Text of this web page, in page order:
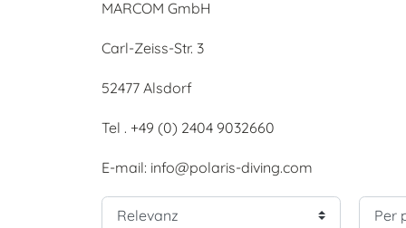
MARCOM GmbH
Carl-Zeiss-Str. 3
52477 Alsdorf
Tel . +49 (0) 2404 9032660
E-mail: info@polaris-diving.com